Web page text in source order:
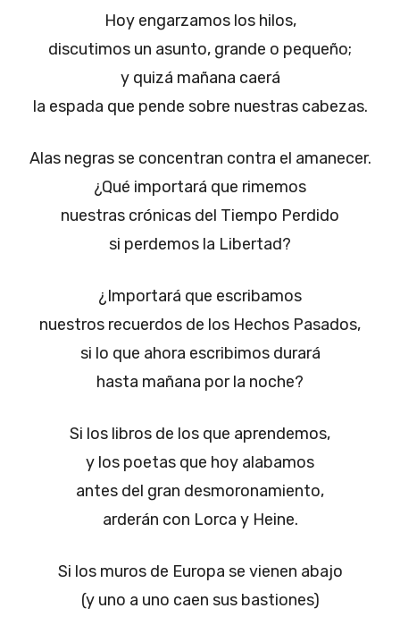
Hoy engarzamos los hilos,
discutimos un asunto, grande o pequeño;
y quizá mañana caerá
la espada que pende sobre nuestras cabezas.
Alas negras se concentran contra el amanecer.
¿Qué importará que rimemos
nuestras crónicas del Tiempo Perdido
si perdemos la Libertad?
¿Importará que escribamos
nuestros recuerdos de los Hechos Pasados,
si lo que ahora escribimos durará
hasta mañana por la noche?
Si los libros de los que aprendemos,
y los poetas que hoy alabamos
antes del gran desmoronamiento,
arderán con Lorca y Heine.
Si los muros de Europa se vienen abajo
(y uno a uno caen sus bastiones)